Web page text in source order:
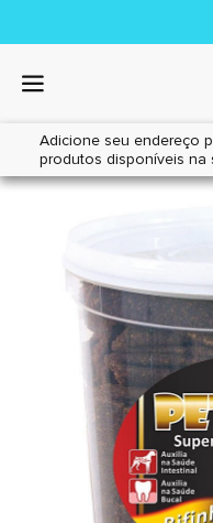
Adicione seu endereço
produtos disponíveis na
Home|Cães|Petiscos